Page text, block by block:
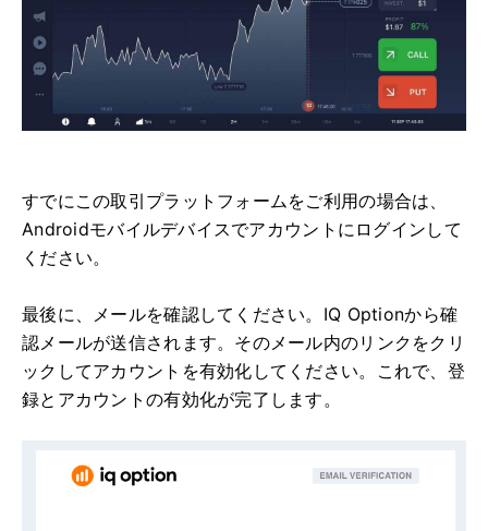
すでにこの取引プラットフォームをご利用の場合は、
Androidモバイルデバイスでアカウントにログインして
ください。
最後に、メールを確認してください。IQ Optionから確
認メールが送信されます。そのメール内のリンクをクリ
ックしてアカウントを有効化してください。これで、登
録とアカウントの有効化が完了します。